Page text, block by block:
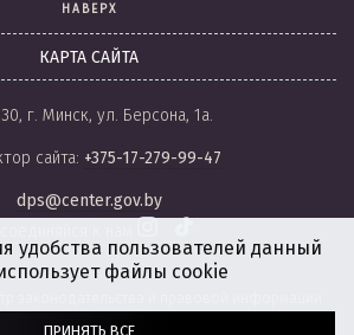
НАВЕРХ
КАРТА САЙТА
г. Минск, ул. Берсона, 1а.
сайта: +375-17-279-99-47
dps@center.gov.by
Беларусь, 2008-2026.
удобства пользователей данный
файлы cookie
ПРИНЯТЬ ВСЕ